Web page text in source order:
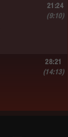
21:24
(9:10)
28:21
(14:13)